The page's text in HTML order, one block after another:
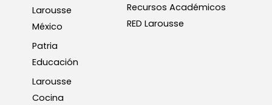
Larousse
México
Patria
Educación
Larousse
Cocina
Recursos Académicos
RED Larousse